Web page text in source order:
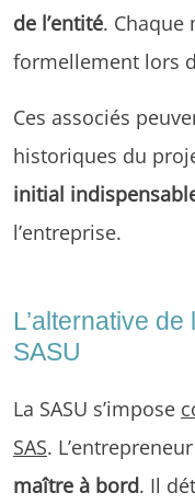
de l’entité. Chaque
formellement lors
Ces associés
historiques du
initial
l’entreprise.
L’alternative
SASU
La SASU s’impose
SAS.
maître à bord. Il